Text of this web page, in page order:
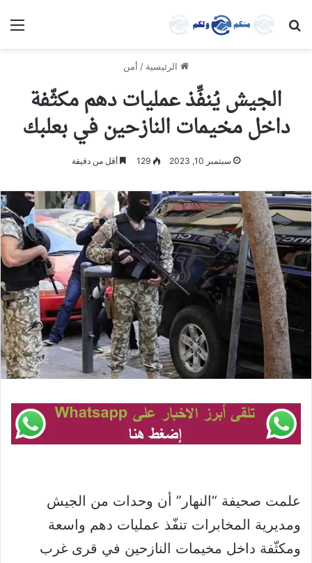
بحث عن
الرئيسية / أمن
الجيش يُنفِّذ عمليات دهم مكثّفة
داخل مخيمات النازحين في بعلبك
سبتمبر 10, 2023 129 أقل من دقيقة
علمت صحيفة “النهار” أن وحدات من الجيش
ومديرية المخابرات تنفّذ عمليات دهم واسعة
ومكثّفة داخل مخيمات النازحين في قرى غرب